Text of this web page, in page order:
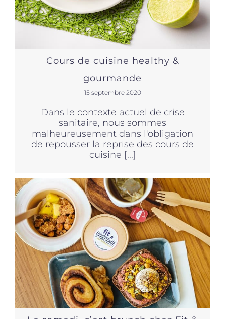
Cours de cuisine healthy &
gourmande
15 septembre 2020
Dans le contexte actuel de crise
sanitaire, nous sommes
malheureusement dans l'obligation
de repousser la reprise des cours de
cuisine [...]